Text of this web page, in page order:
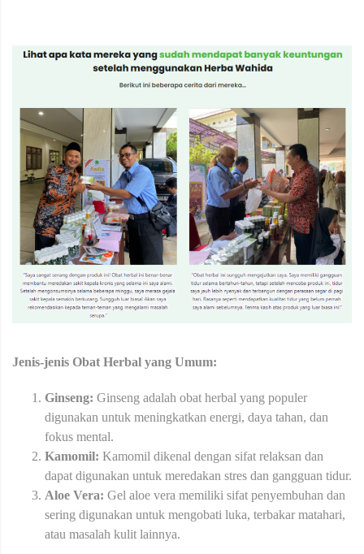
Jenis-jenis Obat Herbal yang Umum:
Ginseng: Ginseng adalah obat herbal yang populer
digunakan untuk meningkatkan energi, daya tahan, dan
fokus mental.
Kamomil: Kamomil dikenal dengan sifat relaksan dan
dapat digunakan untuk meredakan stres dan gangguan tidur.
Aloe Vera: Gel aloe vera memiliki sifat penyembuhan dan
sering digunakan untuk mengobati luka, terbakar matahari,
atau masalah kulit lainnya.